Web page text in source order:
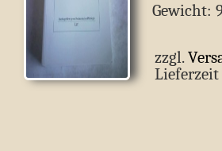
Gewicht:
zzgl.